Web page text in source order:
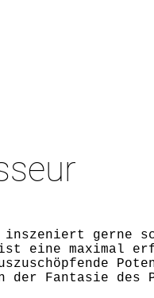
inszeniert gerne
eine maximal
der Fantasie des